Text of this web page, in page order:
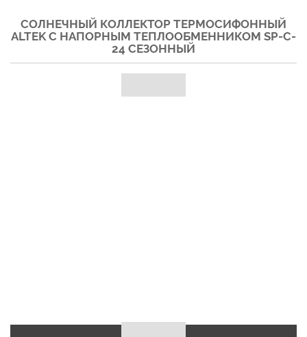
СОЛНЕЧНЫЙ КОЛЛЕКТОР ТЕРМОСИФОННЫЙ
ALTEK С НАПОРНЫМ ТЕПЛООБМЕННИКОМ SP-C-
24 СЕЗОННЫЙ